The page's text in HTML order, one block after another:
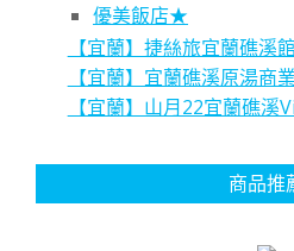
優美飯店★
【宜蘭】捷絲旅宜蘭礁溪
【宜蘭】宜蘭礁溪原湯商
【宜蘭】山月22宜蘭礁
商品推